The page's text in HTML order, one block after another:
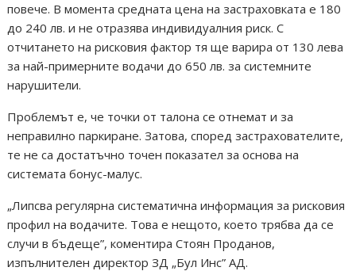
повече. В момента средната цена на застраховката е 180
до 240 лв. и не отразява индивидуалния риск. С
отчитането на рисковия фактор тя ще варира от 130 лева
за най-примерните водачи до 650 лв. за системните
нарушители.
Проблемът е, че точки от талона се отнемат и за
неправилно паркиране. Затова, според застрахователите,
те не са достатъчно точен показател за основа на
системата бонус-малус.
„Липсва регулярна систематична информация за рисковия
профил на водачите. Това е нещото, което трябва да се
случи в бъдеще”, коментира Стоян Проданов,
изпълнителен директор ЗД „Бул Инс” АД.